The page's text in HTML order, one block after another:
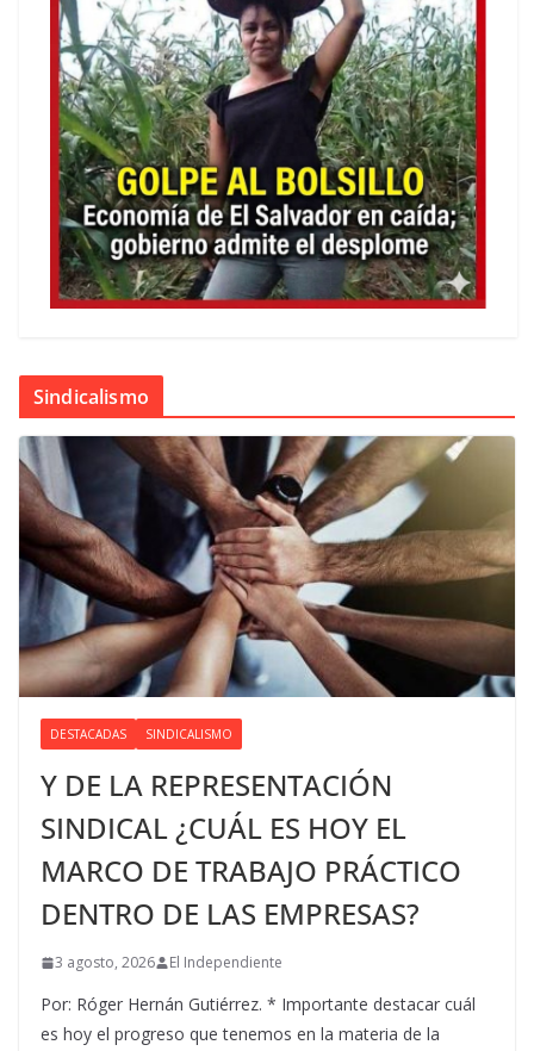
Sindicalismo
DESTACADAS SINDICALISMO
Y DE LA REPRESENTACIÓN
SINDICAL ¿CUÁL ES HOY EL
MARCO DE TRABAJO PRÁCTICO
DENTRO DE LAS EMPRESAS?
3 agosto, 2026 El Independiente
Por: Róger Hernán Gutiérrez. * Importante destacar cuál
es hoy el progreso que tenemos en la materia de la